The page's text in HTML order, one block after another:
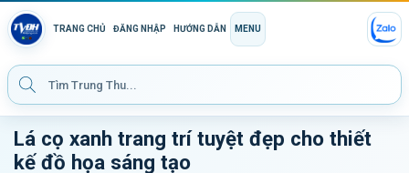
TRANG CHỦ ĐĂNG NHẬP HƯỚNG DẪN MENU
Lá cọ xanh trang trí tuyệt đẹp cho thiết
kế đồ họa sáng tạo